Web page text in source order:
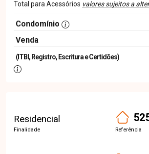
Total para Acessórios valores sujeitos a
Condomínio
Venda
(ITBI, Registro, Escritura e Certidões)
Residencial
Finalidade Referência